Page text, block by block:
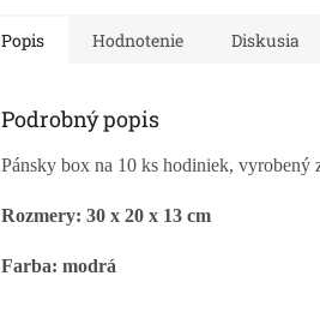
Popis Hodnotenie Diskusia
Podrobný popis
Pánsky box na 10 ks hodiniek,
Rozmery: 30 x 20 x 13 cm
Farba: modrá